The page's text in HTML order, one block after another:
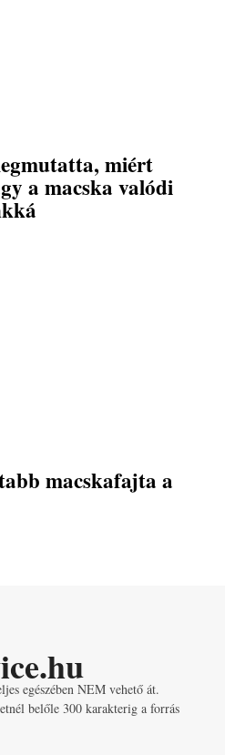
miért
a macska valódi
macskafajta a
egészében NEM vehető át.
belőle 300 karakterig a forrás